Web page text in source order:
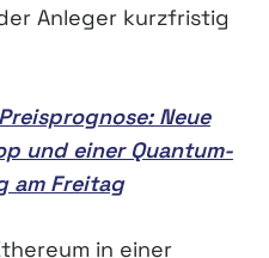
Anleger kurzfristig
Neue
und einer Quantum-
am Freitag
in einer